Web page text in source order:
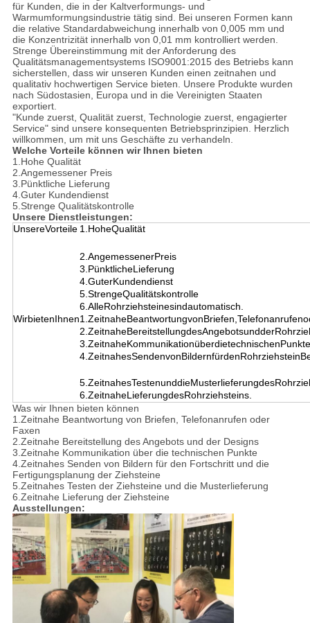
für Kunden, die in der Kaltverformungs- und
Warmumformungsindustrie tätig sind. Bei unseren Formen kann
die relative Standardabweichung innerhalb von 0,005 mm und
die Konzentrizität innerhalb von 0,01 mm kontrolliert werden.
Strenge Übereinstimmung mit der Anforderung des
Qualitätsmanagementsystems ISO9001:2015 des Betriebs kann
sicherstellen, dass wir unseren Kunden einen zeitnahen und
qualitativ hochwertigen Service bieten. Unsere Produkte wurden
nach Südostasien, Europa und in die Vereinigten Staaten
exportiert.
"Kunde zuerst, Qualität zuerst, Technologie zuerst, engagierter
Service" sind unsere konsequenten Betriebsprinzipien. Herzlich
willkommen, um mit uns Geschäfte zu verhandeln.
Welche Vorteile können wir Ihnen bieten
1.Hohe Qualität
2.Angemessener Preis
3.Pünktliche Lieferung
4.Guter Kundendienst
5.Strenge Qualitätskontrolle
Unsere Dienstleistungen:
UnsereVorteile 1.HoheQualität
2.AngemessenerPreis
3.PünktlicheLieferung
4.GuterKundendienst
5.StrengeQualitätskontrolle
6.AlleRohrziehsteinesindautomatisch.
WirbietenIhnen
3.ZeitnaheKommunikationüberdietechnischenPunkte
6.ZeitnaheLieferungdesRohrziehsteins.
Was wir Ihnen bieten können
1.Zeitnahe Beantwortung von Briefen, Telefonanrufen oder
Faxen
2.Zeitnahe Bereitstellung des Angebots und der Designs
3.Zeitnahe Kommunikation über die technischen Punkte
4.Zeitnahes Senden von Bildern für den Fortschritt und die
Fertigungsplanung der Ziehsteine
5.Zeitnahes Testen der Ziehsteine und die Musterlieferung
6.Zeitnahe Lieferung der Ziehsteine
Ausstellungen: